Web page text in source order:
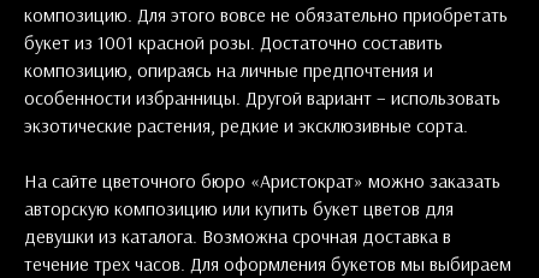
композицию. Для этого вовсе не обязательно приобретать
букет из 1001 красной розы. Достаточно составить
композицию, опираясь на личные предпочтения и
особенности избранницы. Другой вариант – использовать
экзотические растения, редкие и эксклюзивные сорта.
На сайте цветочного бюро «Аристократ» можно заказать
авторскую композицию или купить букет цветов для
девушки из каталога. Возможна срочная доставка в
течение трех часов. Для оформления букетов мы выбираем